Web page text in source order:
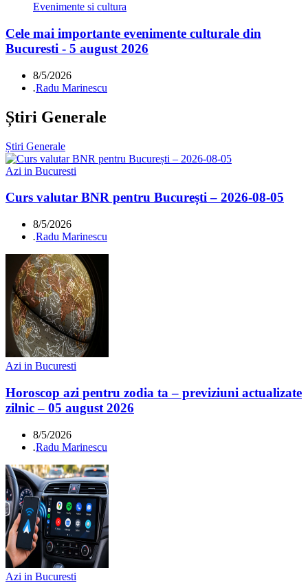
Evenimente si cultura
Cele mai importante evenimente culturale din
Bucuresti - 5 august 2026
8/5/2026
.Radu Marinescu
Știri Generale
Știri Generale
Azi in Bucuresti
Curs valutar BNR pentru București – 2026-08-05
8/5/2026
.Radu Marinescu
Azi in Bucuresti
Horoscop azi pentru zodia ta – previziuni actualizate
zilnic – 05 august 2026
8/5/2026
.Radu Marinescu
Azi in Bucuresti